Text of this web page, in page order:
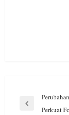
Navigasi
PreviousPerkuat